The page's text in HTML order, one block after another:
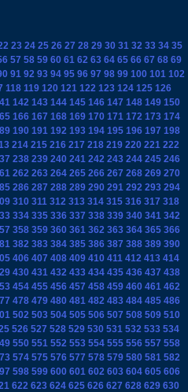
23 24 25 26 27 28 29 30 31 32 33 34 35
57 58 59 60 61 62 63 64 65 66 67 68 69
91 92 93 94 95 96 97 98 99 100 101 102
118 119 120 121 122 123 124 125 126
142 143 144 145 146 147 148 149 150
166 167 168 169 170 171 172 173 174
190 191 192 193 194 195 196 197 198
214 215 216 217 218 219 220 221 222
238 239 240 241 242 243 244 245 246
262 263 264 265 266 267 268 269 270
286 287 288 289 290 291 292 293 294
310 311 312 313 314 315 316 317 318
334 335 336 337 338 339 340 341 342
358 359 360 361 362 363 364 365 366
382 383 384 385 386 387 388 389 390
406 407 408 409 410 411 412 413 414
430 431 432 433 434 435 436 437 438
454 455 456 457 458 459 460 461 462
478 479 480 481 482 483 484 485 486
502 503 504 505 506 507 508 509 510
526 527 528 529 530 531 532 533 534
550 551 552 553 554 555 556 557 558
574 575 576 577 578 579 580 581 582
598 599 600 601 602 603 604 605 606
622 623 624 625 626 627 628 629 630